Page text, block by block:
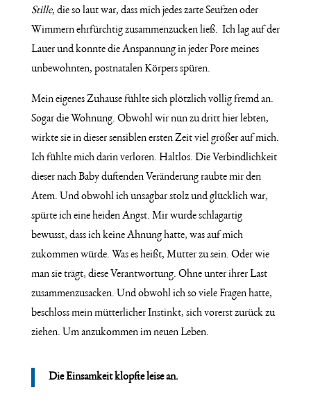
Stille, die so laut war, dass mich jedes zarte Seufzen oder
Wimmern ehrfürchtig zusammenzucken ließ. Ich lag auf der
Lauer und konnte die Anspannung in jeder Pore meines
unbewohnten, postnatalen Körpers spüren.
Mein eigenes Zuhause fühlte sich plötzlich völlig fremd an.
Sogar die Wohnung. Obwohl wir nun zu dritt hier lebten,
wirkte sie in dieser sensiblen ersten Zeit viel größer auf mich.
Ich fühlte mich darin verloren. Haltlos. Die Verbindlichkeit
dieser nach Baby duftenden Veränderung raubte mir den
Atem. Und obwohl ich unsagbar stolz und glücklich war,
spürte ich eine heiden Angst. Mir wurde schlagartig
bewusst, dass ich keine Ahnung hatte, was auf mich
zukommen würde. Was es heißt, Mutter zu sein. Oder wie
man sie trägt, diese Verantwortung. Ohne unter ihrer Last
zusammenzusacken. Und obwohl ich so viele Fragen hatte,
beschloss mein mütterlicher Instinkt, sich vorerst zurück zu
ziehen. Um anzukommen im neuen Leben.
Die Einsamkeit klopfte leise an.